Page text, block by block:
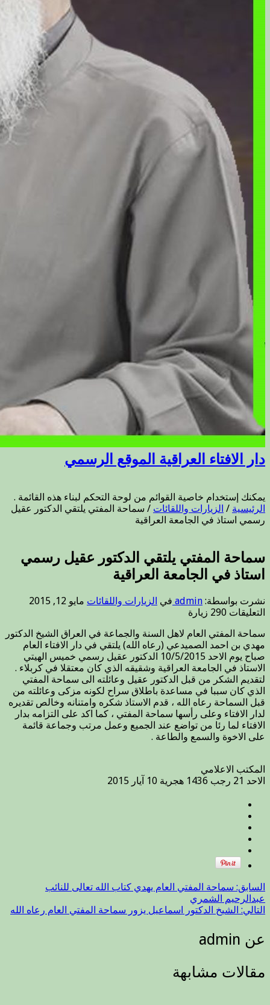
دار الافتاء العراقية الموقع الرسمي
يمكنك إستخدام خاصية القوائم من لوحة التحكم لبناء هذه القائمة .
الرئيسية / الزيارات واللقائات / سماحة المفتي يلتقي الدكتور عقيل
رسمي استاذ في الجامعة العراقية
سماحة المفتي يلتقي الدكتور عقيل رسمي
استاذ في الجامعة العراقية
نشرت بواسطة: admin في الزيارات واللقائات مايو 12, 2015
التعليقات على
المفتي
يلتقي
الدكتور
عقيل
رسمي
استاذ
في
الجامعة
العراقية
مغلقة
290 زيارة
سماحة المفتي العام لاهل السنة والجماعة في العراق الشيخ الدكتور
مهدي بن احمد الصميدعي (رعاه الله) يلتقي في دار الافتاء العام
صباح يوم الاحد 10/5/2015 الدكتور عقيل رسمي خميس الهيتي
الاستاذ في الجامعة العراقية وشقيقه الذي كان معتقلا في كربلاء .
لتقديم الشكر من قبل الدكتور عقيل وعائلته الى سماحة المفتي
الذي كان سببا في مساعدة باطلاق سراح لكونه مزكى وعائلته من
قبل السماحة رعاه الله ، قدم الاستاذ شكره وامتنانه وخالص تقديره
لدار الافتاء وعلى رأسها سماحة المفتي ، كما اكد على التزامه بدار
الافتاء لما رئا من تواضع عند الجميع وعمل مرتب وجماعة قائمة
على الاخوة والسمع والطاعة .
المكتب الاعلامي
الاحد 21 رجب 1436 هجرية 10 آيار 2015
السابق: سماحة المفتي العام يهدي كتاب الله تعالى للنائب
عبدالرحيم الشمري
التالي: الشيخ الدكتور اسماعيل يزور سماحة المفتي العام رعاه الله
عن admin
مقالات مشابهة